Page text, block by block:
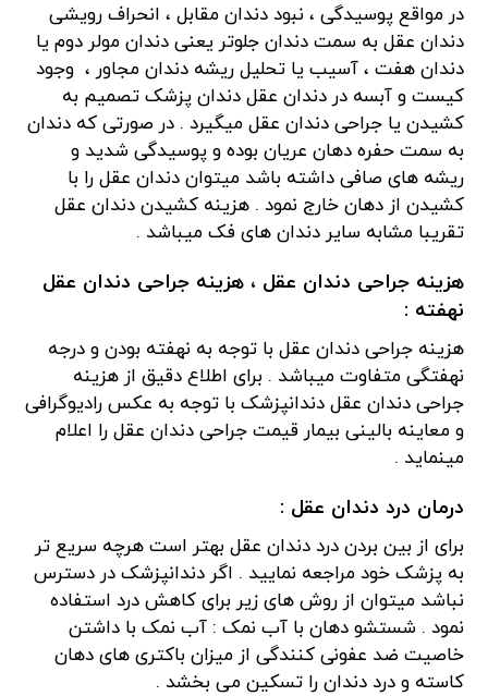
در مواقع پوسیدگی ، نبود دندان مقابل ، انحراف رویشی
دندان عقل به سمت دندان جلوتر یعنی دندان مولر دوم یا
دندان هفت ، آسیب یا تحلیل ریشه دندان مجاور ، وجود
کیست و آبسه در دندان عقل دندان پزشک تصمیم به
کشیدن یا جراحی دندان عقل میگیرد . در صورتی که دندان
به سمت حفره دهان عریان بوده و پوسیدگی شدید و
ریشه های صافی داشته باشد میتوان دندان عقل را با
کشیدن از دهان خارج نمود . هزینه کشیدن دندان عقل
تقریبا مشابه سایر دندان های فک میباشد .
هزینه جراحی دندان عقل ، هزینه جراحی دندان عقل
نهفته :
هزینه جراحی دندان عقل با توجه به نهفته بودن و درجه
نهفتگی متفاوت میباشد . برای اطلاع دقیق از هزینه
جراحی دندان عقل دندانپزشک با توجه به عکس رادیوگرافی
و معاینه بالینی بیمار قیمت جراحی دندان عقل را اعلام
مینماید .
درمان درد دندان عقل :
برای از بین بردن درد دندان عقل بهتر است هرچه سریع تر
به پزشک خود مراجعه نمایید . اگر دندانپزشک در دسترس
نباشد میتوان از روش های زیر برای کاهش درد استفاده
نمود . شستشو دهان با آب نمک : آب نمک با داشتن
خاصیت ضد عفونی کنندگی از میزان باکتری های دهان
کاسته و درد دندان را تسکین می بخشد .